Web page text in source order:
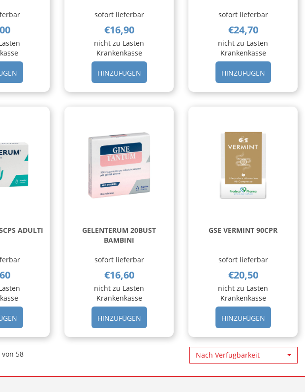
HINZUFÜGEN ENTERELLE
PLUS
24CPS AL
sofort lieferbar
€16,90
nicht zu Lasten
Krankenkasse
HINZUFÜGENHINZUFÜGEN ENTEROGERMINA
GONFIORE
10BUST AL
sofort lieferbar
€24,70
nicht zu Lasten
Krankenkasse
HINZUFÜGEN
ONE
20BUST
ADULTI
HINZUFÜGEN GELENTERUM
15CPS
ADULTI AL
GELENTERUM 20BUST
BAMBINI
sofort lieferbar
€16,60
nicht zu Lasten
Krankenkasse
HINZUFÜGENHINZUFÜGEN GELENTERUM
20BUST
BAMBINI AL
GSE VERMINT 90CPR
sofort lieferbar
€20,50
nicht zu Lasten
Krankenkasse
HINZUFÜGEN
VERMINT
90CPR AL
CARRELLO
von 58 Nach Verfügbarkeit